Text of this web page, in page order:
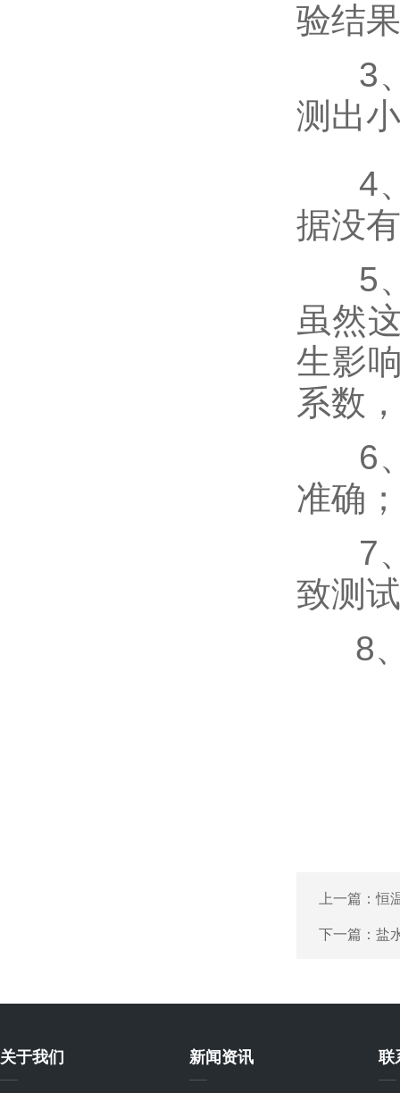
验结
3、
测出
4、
据没
5、
虽然
生影
系数
6、
准确；
7、
致测
8、
上一篇：恒
下一篇： 盐
关于我们 新闻资讯 联